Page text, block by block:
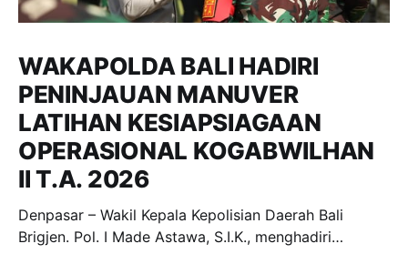
WAKAPOLDA BALI HADIRI
PENINJAUAN MANUVER
LATIHAN KESIAPSIAGAAN
OPERASIONAL KOGABWILHAN
II T.A. 2026
Denpasar – Wakil Kepala Kepolisian Daerah Bali
Brigjen. Pol. I Made Astawa, S.I.K., menghadiri